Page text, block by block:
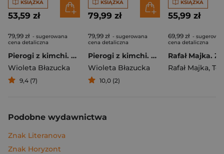
KSIĄŻKA
53,59 zł
79,99 zł - sugerowana
cena detaliczna
Pierogi z kimchi. Moje ulubione azjatyckie przepisy
Wioleta Błazucka
9,4 (7)
KSIĄŻKA
79,99 zł
79,99 zł - sugerowana
cena detaliczna
Pierogi z kimchi. Moje ulubione azjatyckie przepisy - książka z autografem
Wioleta Błazucka
10,0 (2)
KSIĄŻKA
55,99 zł
69,99 zł -
cena detaliczna
Rafał Majka,
Podobne wydawnictwa
Znak Literanova
Znak Horyzont